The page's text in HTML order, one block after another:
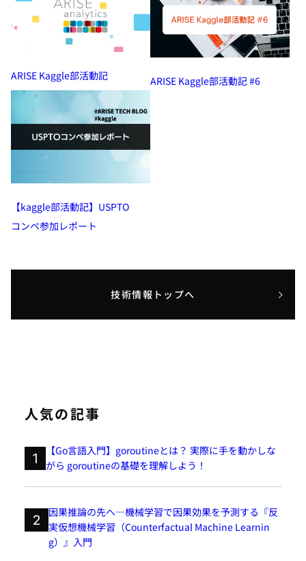
ARISE Kaggle部活動記 ARISE Kaggle部活動記 #6
【kaggle部活動記】USPTO
コンペ参加レポート
技術情報トップへ
人気の記事
1
【Go言語入門】goroutineとは？ 実際に手を動かしな
がら goroutineの基礎を理解しよう！
2
因果推論の先へ―機械学習で因果効果を予測する『反
実仮想機械学習（Counterfactual Machine Learnin
g）』入門